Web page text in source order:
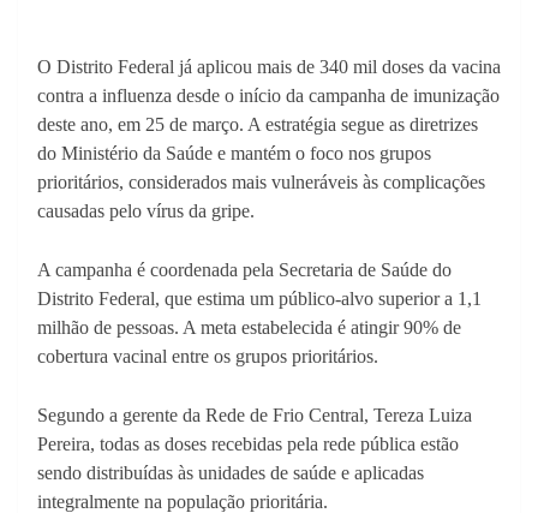
O Distrito Federal já aplicou mais de 340 mil doses da vacina
contra a influenza desde o início da campanha de imunização
deste ano, em 25 de março. A estratégia segue as diretrizes
do Ministério da Saúde e mantém o foco nos grupos
prioritários, considerados mais vulneráveis às complicações
causadas pelo vírus da gripe.
A campanha é coordenada pela Secretaria de Saúde do
Distrito Federal, que estima um público-alvo superior a 1,1
milhão de pessoas. A meta estabelecida é atingir 90% de
cobertura vacinal entre os grupos prioritários.
Segundo a gerente da Rede de Frio Central, Tereza Luiza
Pereira, todas as doses recebidas pela rede pública estão
sendo distribuídas às unidades de saúde e aplicadas
integralmente na população prioritária.